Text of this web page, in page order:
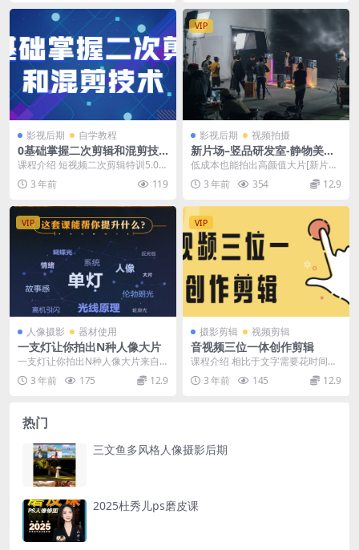
影视后期 自学教程
0基础掌握二次剪辑和混剪技
术
课程介绍 短视频二次剪辑特训5.0系
列课程，课程价值1280元！0基础
掌握短视频...
3 年前 119
VIP
影视后期 视频拍摄
新片场–竖品研发室-静物美食
视频拍摄
低成本也能拍出高颜值大片[新片场
竖品研发室】 静物美食视频拍摄：
低成本也能拍出高...
3 年前 354 12.9
VIP
人像摄影 器材使用
一支灯让你拍出N种人像大片
一支灯让你拍出N种人像大片来自
蜂鸟微课堂，蜂鸟摄影 单灯人像 人
像摄影
3 年前 175 12.9
VIP
摄影剪辑 视频剪辑
音视频三位一体创作剪辑
课程介绍 相比于文字需要花时间阅
读理解，图片没有连贯性，视频能
够大大降低人们的理...
3 年前 145 12.9
热门
三文鱼多风格人像摄影后期
2025杜秀儿ps磨皮课